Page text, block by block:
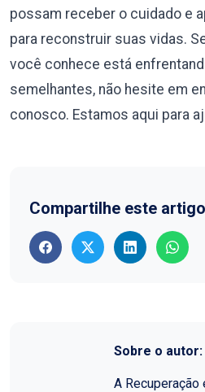
possam receber o cuidado e
para reconstruir suas vidas.
você conhece está
semelhantes, não hesite em
conosco. Estamos aqui para
Compartilhe este
Sobre o autor:
A Recuperação